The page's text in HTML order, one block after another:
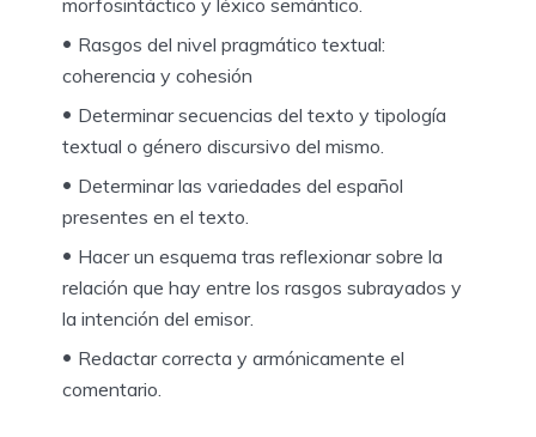
morfosintáctico y léxico semántico.
Rasgos del nivel pragmático textual:
coherencia y cohesión
Determinar secuencias del texto y tipología
textual o género discursivo del mismo.
Determinar las variedades del español
presentes en el texto.
Hacer un esquema tras reflexionar sobre la
relación que hay entre los rasgos subrayados y
la intención del emisor.
Redactar correcta y armónicamente el
comentario.